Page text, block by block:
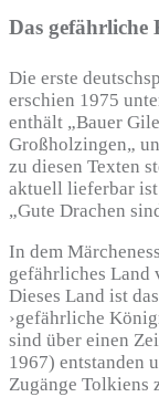
Das gefährliche
Die erste
erschien 1975
enthält „Bauer
Großholzingen„
zu diesen Texten
aktuell lieferbar
„Gute Drachen
In dem
gefährliches Land
Dieses Land ist
›gefährliche
sind über einen
1967) entstanden
Zugänge Tolkiens